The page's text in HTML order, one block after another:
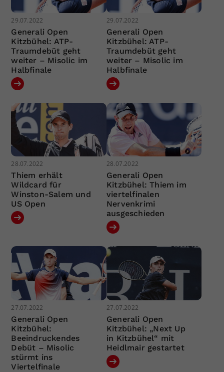
29.07.2022
Generali Open
Kitzbühel: ATP-
Traumdebüt geht
weiter – Misolic im
Halbfinale
29.07.2022
Generali Open
Kitzbühel: ATP-
Traumdebüt geht
weiter – Misolic im
Halbfinale
28.07.2022
Thiem erhält
Wildcard für
Winston-Salem und
US Open
28.07.2022
Generali Open
Kitzbühel: Thiem im
viertelfinalen
Nervenkrimi
ausgeschieden
27.07.2022
Generali Open
Kitzbühel:
Beeindruckendes
Debüt – Misolic
stürmt ins
Viertelfinale
27.07.2022
Generali Open
Kitzbühel: „Next Up
in Kitzbühel“ mit
Heidlmair gestartet